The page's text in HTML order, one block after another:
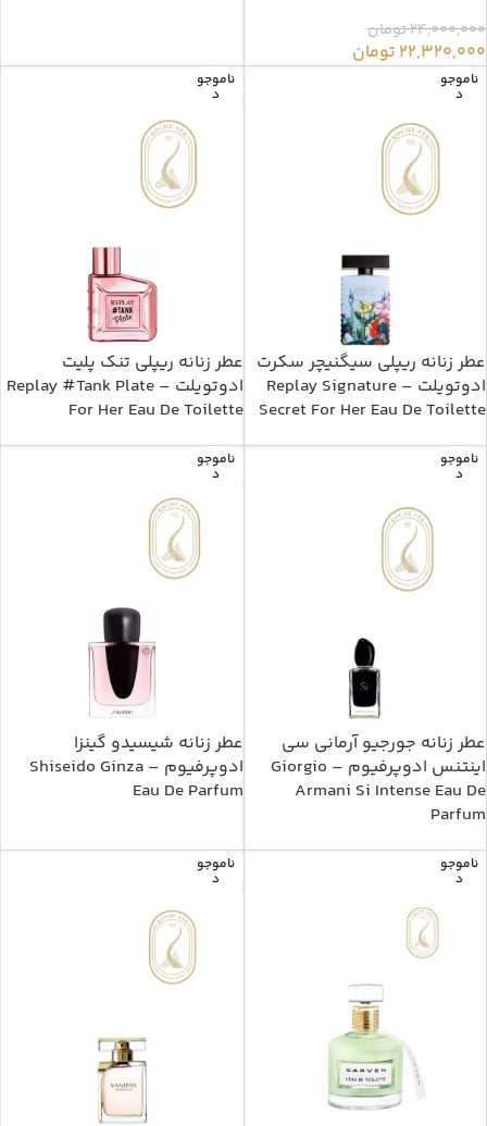
24,000,000تومان
22,320,000 تومان
ناموجو
د
عطر زنانه ریپلی سیگنیچر سکرت
ادوتویلت – Replay Signature
Secret For Her Eau De Toilette
ناموجو
د
عطر زنانه ریپلی تنک پلیت
ادوتویلت – Replay #Tank Plate
For Her Eau De Toilette
ناموجو
د
عطر زنانه جورجیو آرمانی سی
اینتنس ادوپرفیوم – Giorgio
Armani Si Intense Eau De
Parfum
ناموجو
د
عطر زنانه شیسیدو گینزا
ادوپرفیوم – Shiseido Ginza
Eau De Parfum
ناموجو
د
ناموجو
د